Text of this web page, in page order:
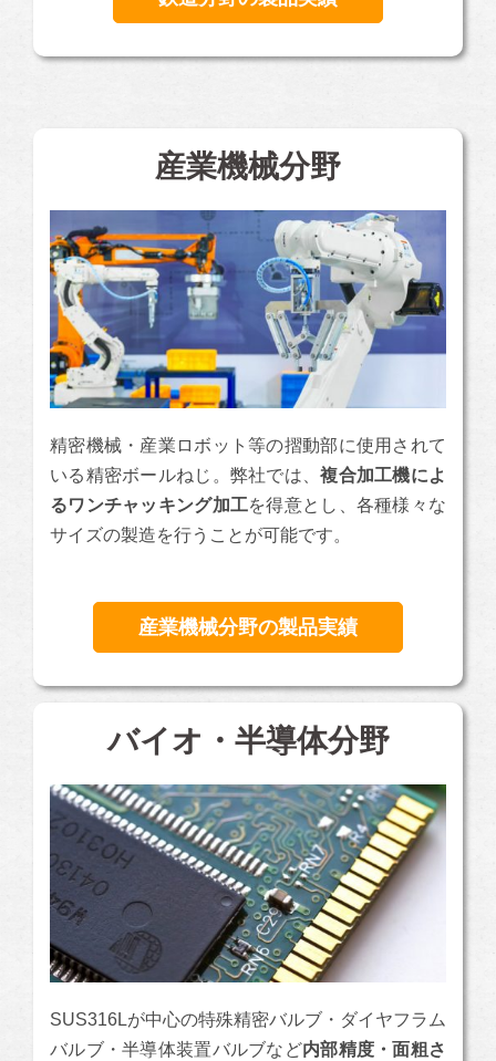
産業機械分野
精密機械・産業ロボット等の摺動部に使用されて
いる精密ボールねじ。弊社では、複合加工機によ
るワンチャッキング加工を得意とし、各種様々な
サイズの製造を行うことが可能です。
産業機械分野の製品実績
バイオ・半導体分野
SUS316Lが中心の特殊精密バルブ・ダイヤフラム
バルブ・半導体装置バルブなど内部精度・面粗さ